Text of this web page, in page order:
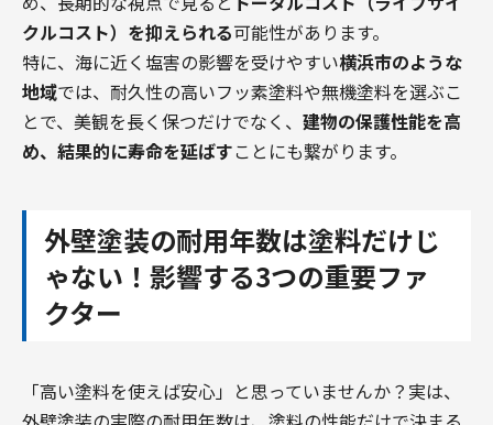
クルコスト）を抑えられる可能性があります。
特に、海に近く塩害の影響を受けやすい横浜市のような
地域では、耐久性の高いフッ素塗料や無機塗料を選ぶこ
とで、美観を長く保つだけでなく、 建物の保護性能を高
め、結果的に寿命を延ばすことにも繋がります。
外壁塗装の耐用年数は塗料だけじ
ゃない！影響する3つの重要ファ
クター
「高い塗料を使えば安心」と思っていませんか？実は、